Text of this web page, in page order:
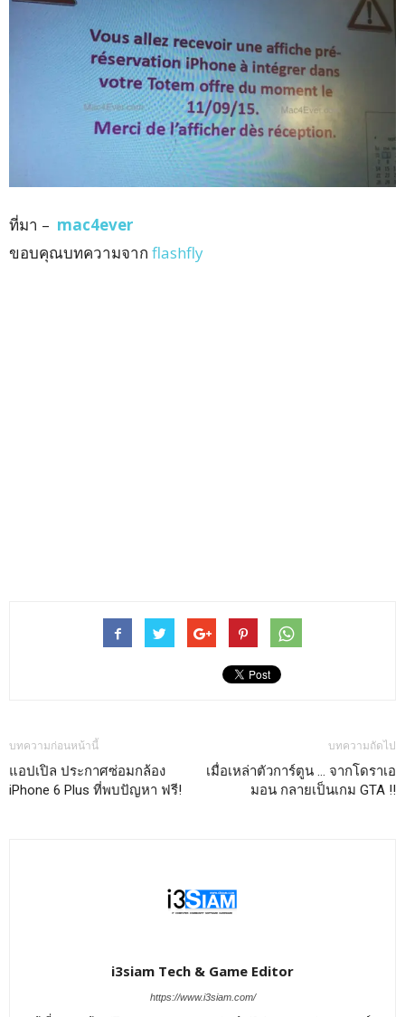
ที่มา – mac4ever
ขอบคุณบทความจาก flashfly
บทความก่อนหน้านี้
แอปเปิล ประกาศซ่อมกล้อง
iPhone 6 Plus ที่พบปัญหา ฟรี!
บทความถัดไป
เมื่อเหล่าตัวการ์ตูน … จากโดราเอ
มอน กลายเป็นเกม GTA !!
i3siam Tech & Game Editor
https://www.i3siam.com/